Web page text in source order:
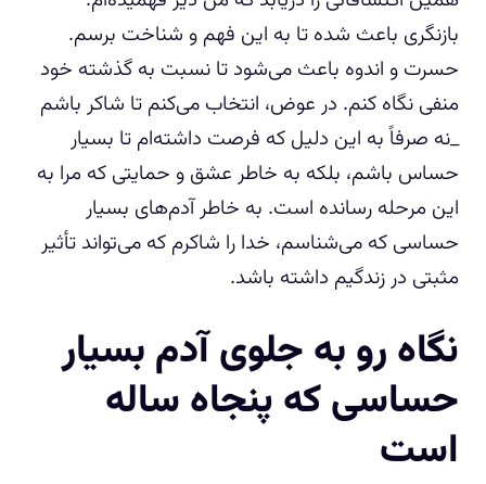
بازنگری باعث شده تا به این فهم و شناخت برسم.
حسرت و اندوه باعث می‌شود تا نسبت به گذشته خود
منفی نگاه کنم. در عوض، انتخاب می‌کنم تا شاکر باشم
_نه صرفاً به این دلیل که فرصت داشته‌ام تا بسیار
حساس باشم، بلکه به خاطر عشق و حمایتی که مرا به
این مرحله رسانده است. به خاطر آدم‌های بسیار
حساسی که می‌شناسم، خدا را شاکرم که می‌تواند تأثیر
مثبتی در زندگیم داشته باشد.
نگاه رو به جلوی آدم بسیار
حساسی که پنجاه ساله
است